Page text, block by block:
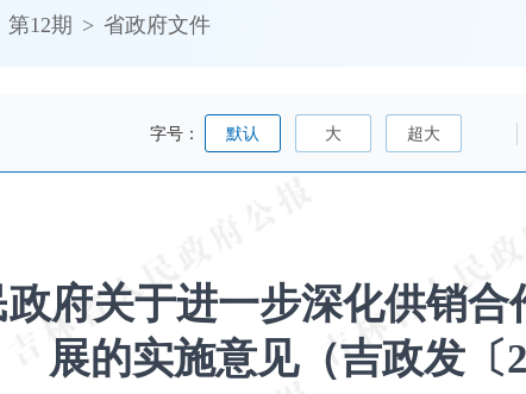
第12期 > 省政府文件
字号： 默认 大 超大
府关于进一步深化供销
展的实施意见（吉政发〔